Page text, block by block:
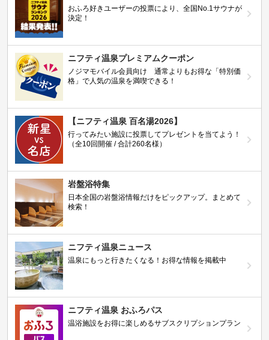
おふろ好きユーザーの投票により、全国No.1サウナが
決定！
ニフティ温泉プレミアムクーポン
ノジマモバイル会員向け 通常よりもお得な「特別価
格」で人気の温泉を満喫できる！
【ニフティ温泉 百名湯2026】
行ってみたい施設に投票してプレゼントを当てよう！
（全10回開催 / 合計260名様）
岩盤浴特集
日本全国の岩盤浴情報だけをピックアップ。まとめて
検索！
ニフティ温泉ニュース
温泉にもっと行きたくなる！お得な情報を掲載中
ニフティ温泉 おふろパス
温浴施設をお得に楽しめるサブスクリプションプラン